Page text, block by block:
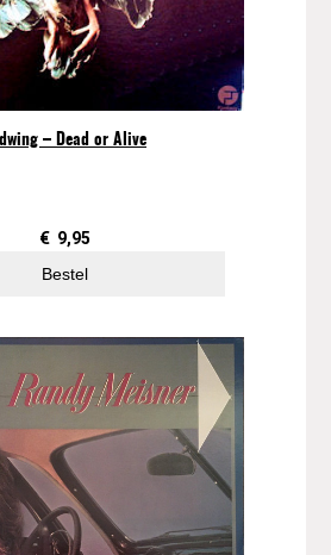
– Dead or Alive
€ 9,95
Bestel